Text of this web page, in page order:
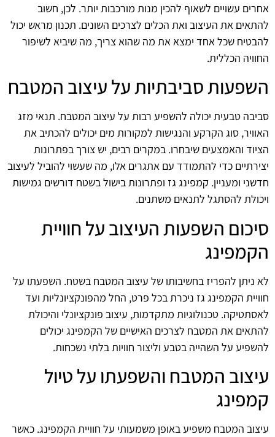
אחרים עשויים לשאוף להכין מנות מורכבות יותר. לכן, חשוב
להתאים את העיצוב ואת הכלים לצרכים השונים. תכנון מראש יכול
להבטיח שכל אחד ימצא את מה שהוא צריך, מה שיביא לשיפור
החוויה הכללית.
השפעות סביבתיות על עיצוב המטבח
סביבה טבעית יכולה להשפיע רבות על עיצוב המטבח. תנאי מזג
האוויר, סוג הקרקע והנגישות למקורות מים יכולים להכתיב את
הציוד והאמצעים שיבחרו. במקרים רבים, יש צורך בפתרונות
יצירתיים כדי להתמודד עם אתגרים אלו, מה שעשוי להוביל לעיצוב
חדשני ומעניין. קמפינג גז ופתרונות בישול בשטח דורשים גמישות
ויכולת להסתגל לתנאים משתנים.
סיכום השפעות העיצוב על חוויית
הקמפינג
לא ניתן להפריז בחשיבותו של עיצוב המטבח בשטח. השפעתו על
חוויית הקמפינג גז ניכרת בכל פרט, החל מהפונקציונליות ועד
לאסתטיקה. טכנולוגיות מתקדמות, עיצוב פונקציונלי והיכולת
להתאים את המטבח לצרכים האישיים של הקמפינג יכולים
להשפיע על השהייה בטבע וליצור חוויות בלתי נשכחות.
עיצוב המטבח והשפעתו על טיול
קמפינג
עיצוב המטבח משפיע באופן משמעותי על חוויית הקמפינג. כאשר